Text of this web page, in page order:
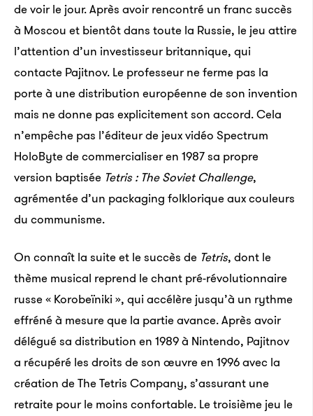
de voir le jour. Après avoir rencontré un franc succès
à Moscou et bientôt dans toute la Russie, le jeu attire
l’attention d’un investisseur britannique, qui
contacte Pajitnov. Le professeur ne ferme pas la
porte à une distribution européenne de son invention
mais ne donne pas explicitement son accord. Cela
n’empêche pas l’éditeur de jeux vidéo Spectrum
HoloByte de commercialiser en 1987 sa propre
version baptisée Tetris : The Soviet Challenge,
agrémentée d’un packaging folklorique aux couleurs
du communisme.
On connaît la suite et le succès de Tetris, dont le
thème musical reprend le chant pré-révolutionnaire
russe « Korobeïniki », qui accélère jusqu’à un rythme
effréné à mesure que la partie avance. Après avoir
délégué sa distribution en 1989 à Nintendo, Pajitnov
a récupéré les droits de son œuvre en 1996 avec la
création de The Tetris Company, s’assurant une
retraite pour le moins confortable. Le troisième jeu le